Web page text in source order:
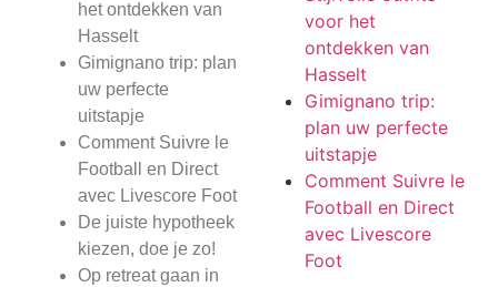
het ontdekken van
Hasselt
Gimignano trip: plan
uw perfecte
uitstapje
Comment Suivre le
Football en Direct
avec Livescore Foot
De juiste hypotheek
kiezen, doe je zo!
Op retreat gaan in
voor het
ontdekken van
Hasselt
Gimignano trip:
plan uw perfecte
uitstapje
Comment Suivre le
Football en Direct
avec Livescore
Foot